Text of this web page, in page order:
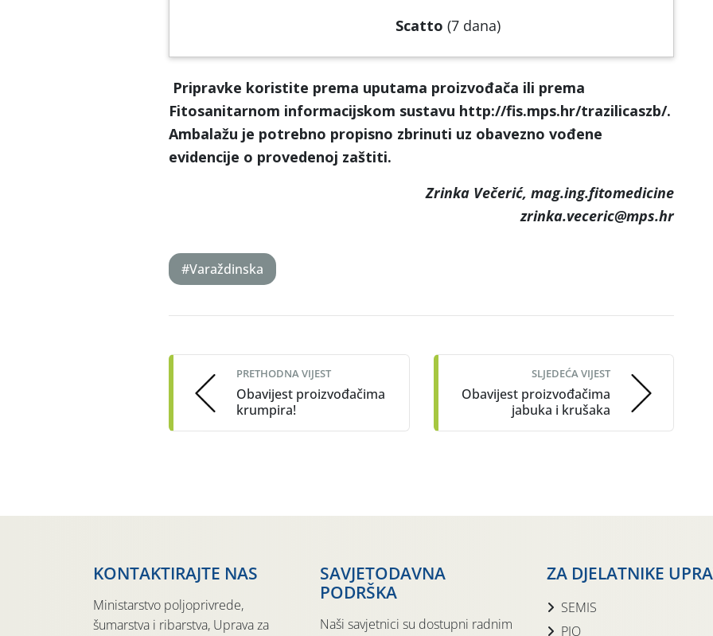
Scatto (7 dana)
Pripravke koristite prema uputama proizvođača ili prema
Fitosanitarnom informacijskom sustavu http://fis.mps.hr/trazilicaszb/.
Ambalažu je potrebno propisno zbrinuti uz obavezno vođene
evidencije o provedenoj zaštiti.
Zrinka Večerić, mag.ing.fitomedicine
zrinka.veceric@mps.hr
#Varaždinska
navigation
PRETHODNA VIJEST
Obavijest proizvođačima
krumpira!
SLJEDEĆA VIJEST
Obavijest proizvođačima
jabuka i krušaka
KONTAKTIRAJTE NAS
Ministarstvo poljoprivrede,
šumarstva i ribarstva, Uprava za
SAVJETODAVNA
PODRŠKA
Naši savjetnici su dostupni radnim
ZA DJELATNIKE
SEMIS
PIO